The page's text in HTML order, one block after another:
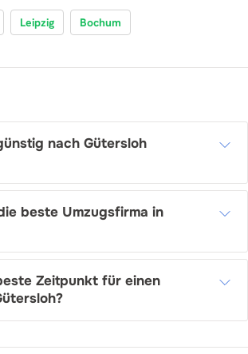
Leipzig Bochum
nach Gütersloh
beste Umzugsfirma in
Zeitpunkt für einen